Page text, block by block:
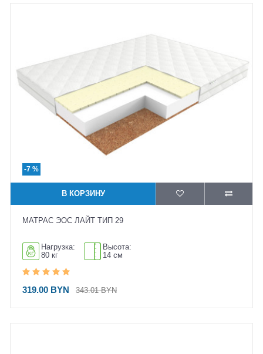
-7 %
В КОРЗИНУ
МАТРАС ЭОС ЛАЙТ ТИП 29
Нагрузка:
80 кг
Высота:
14 см
319.00 BYN 343.01 BYN